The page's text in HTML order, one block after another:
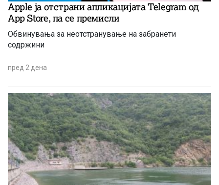
Apple ја отстрани апликацијата Telegram од
App Store, па се премисли
Обвинувања за неотстранување на забранети
содржини
пред 2 дена